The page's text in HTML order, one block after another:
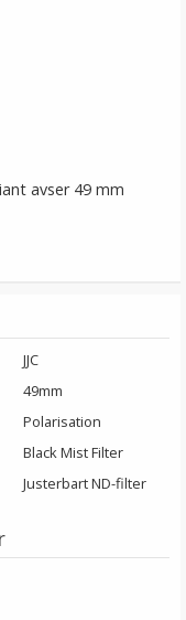
större
avser 49 mm
JJC
49mm
Polarisation
Black Mist Filter
Justerbart ND-filter